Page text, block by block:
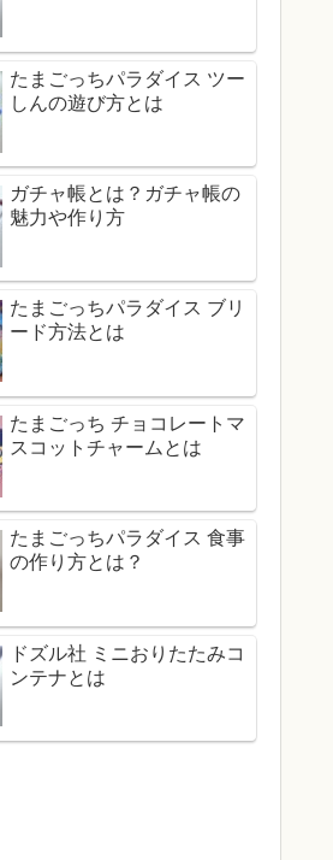
たまごっちパラダイス ツー
しんの遊び方とは
ガチャ帳とは？ガチャ帳の
魅力や作り方
たまごっちパラダイス ブリ
ード方法とは
たまごっち チョコレートマ
スコットチャームとは
たまごっちパラダイス 食事
の作り方とは？
ドズル社 ミニおりたたみコ
ンテナとは